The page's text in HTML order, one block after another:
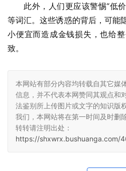
此外，人们更应该警惕“低
等词汇。这些诱惑的背后，可能
小便宜而造成金钱损失，也给
致。
本网站有部分内容均转载自其它媒
信息，并不代表本网赞同其观点和
法鉴别所上传图片或文字的知识版
我们，本网站将在第一时间及时删
转转请注明出处：
https://shxwrx.bushuanga.com/